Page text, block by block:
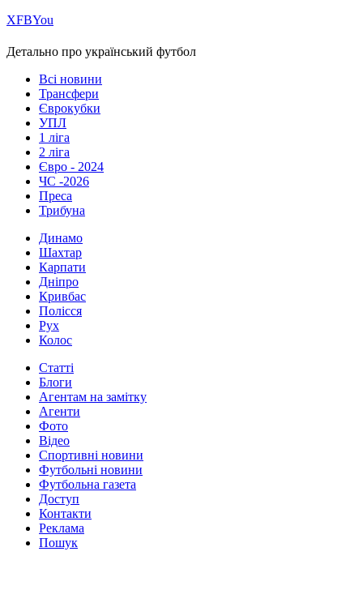
ХFBYou
Детально про український футбол
Всі новини
Трансфери
Єврокубки
УПЛ
1 ліга
2 ліга
Євро - 2024
ЧС -2026
Преса
Трибуна
Динамо
Шахтар
Карпати
Дніпро
Кривбас
Полісся
Рух
Колос
Статті
Блоги
Агентам на замітку
Агенти
Фото
Відео
Спортивні новини
Футбольні новини
Футбольна газета
Доступ
Контакти
Реклама
Пошук